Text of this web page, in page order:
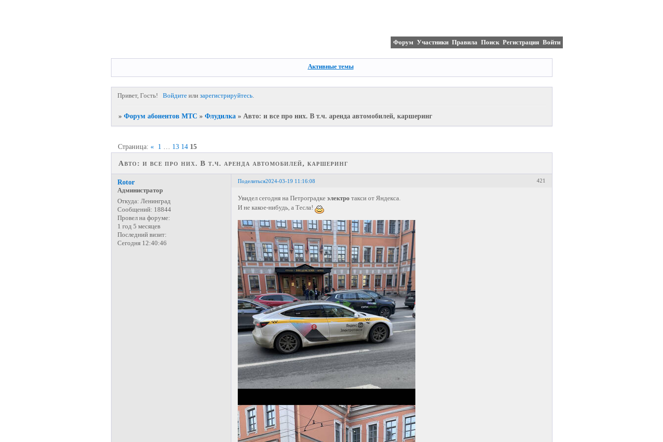
Форум Участники Правила Поиск Регистрация Войти
Активные темы
Привет, Гость! Войдитеили зарегистрируйтесь.
» Форум абонентов МТС » Флудилка » Авто: и все про них. В т.ч. аренда автомобилей, каршеринг
Авто: и все про них. В т.ч. аренда автомобилей, каршеринг
Страница: « 1 13 14 15
Поделиться 421
2024-03-19 11:16:08
Rotor
Администратор
Откуда: Ленинград
Сообщений: 18844
Провел на форуме:
1 год 5 месяцев
Последний визит:
Сегодня 12:40:46
Увидел сегодня на Петроградке электро такси от Яндекса.
И не какое-нибудь, а Тесла!